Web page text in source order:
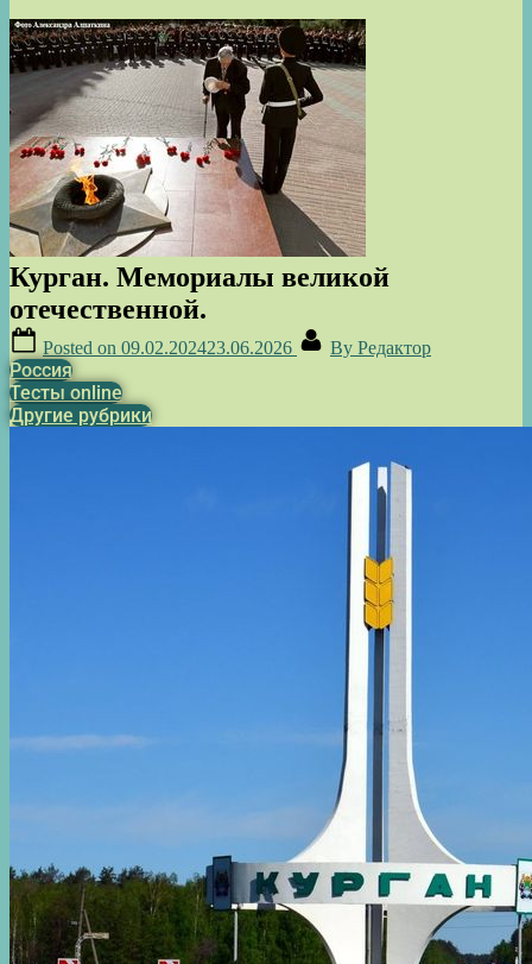
Курган. Мемориалы великой
отечественной.
Posted on 09.02.202423.06.2026 By Редактор
Россия
Тесты online
Другие рубрики